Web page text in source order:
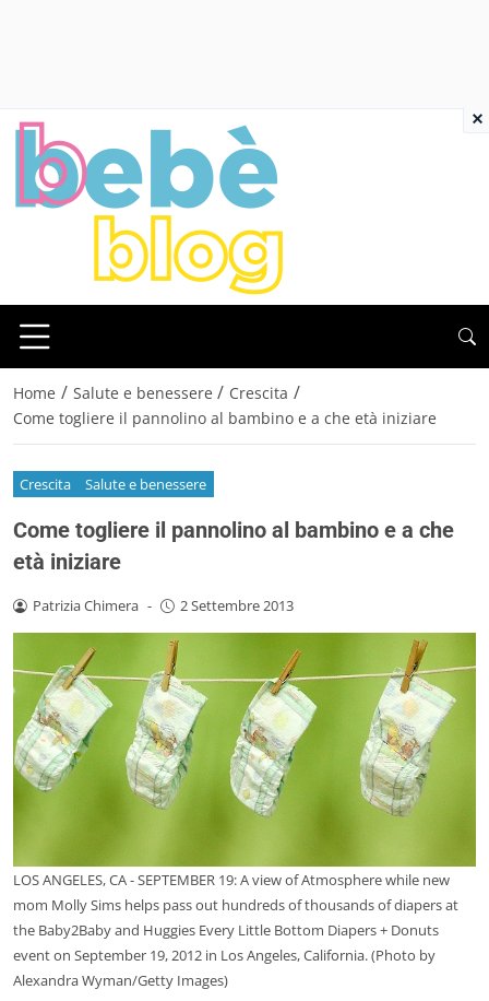
Home / Salute e benessere / Crescita /
Come togliere il pannolino al bambino e a che età iniziare
Crescita Salute e benessere
Come togliere il pannolino al bambino e a che
età iniziare
Patrizia Chimera - 2 Settembre 2013
LOS ANGELES, CA - SEPTEMBER 19: A view of Atmosphere while new
mom Molly Sims helps pass out hundreds of thousands of diapers at
the Baby2Baby and Huggies Every Little Bottom Diapers + Donuts
event on September 19, 2012 in Los Angeles, California. (Photo by
Alexandra Wyman/Getty Images)
×